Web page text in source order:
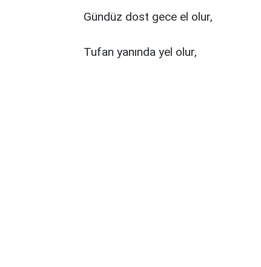
Gündüz dost gece el olur,
Tufan yanında yel olur,